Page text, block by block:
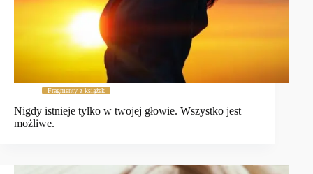
Fragmenty z książek
Nigdy istnieje tylko w twojej głowie. Wszystko jest
możliwe.